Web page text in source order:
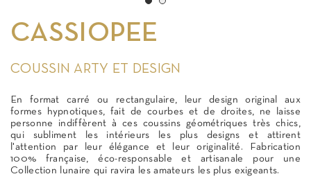
CASSIOPEE
COUSSIN ARTY ET DESIGN
En format carré ou rectangulaire, leur design original aux
formes hypnotiques, fait de courbes et de droites, ne laisse
personne indiffèrent à ces coussins géométriques très chics,
qui subliment les intérieurs les plus designs et attirent
l'attention par leur élégance et leur originalité. Fabrication
100% française, éco-responsable et artisanale pour une
Collection lunaire qui ravira les amateurs les plus exigeants.